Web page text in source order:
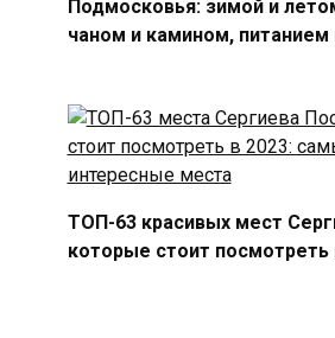
Подмосковья: зимой и
чаном и камином, питанием
ТОП-63 красивых мест
которые стоит посмотреть